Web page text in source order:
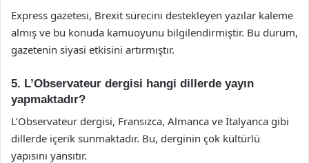
Express gazetesi, Brexit sürecini destekleyen yazılar kaleme
almış ve bu konuda kamuoyunu bilgilendirmiştir. Bu durum,
gazetenin siyasi etkisini artırmıştır.
5. L’Observateur dergisi hangi dillerde yayın
yapmaktadır?
L’Observateur dergisi, Fransızca, Almanca ve İtalyanca gibi
dillerde içerik sunmaktadır. Bu, derginin çok kültürlü
yapısını yansıtır.